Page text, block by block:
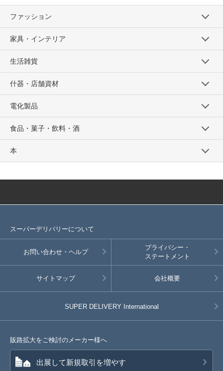
ファッション
家具・インテリア
生活雑貨
什器・店舗資材
電化製品
食品・菓子・飲料・酒
本
スーパーデリバリーについて
お問い合わせ・ヘルプ
プライバシー・
ステートメント
サイトマップ 会社概要
SUPER DELIVERY International
販路拡大をご検討のメーカー様へ
出展して新規取引を増やす